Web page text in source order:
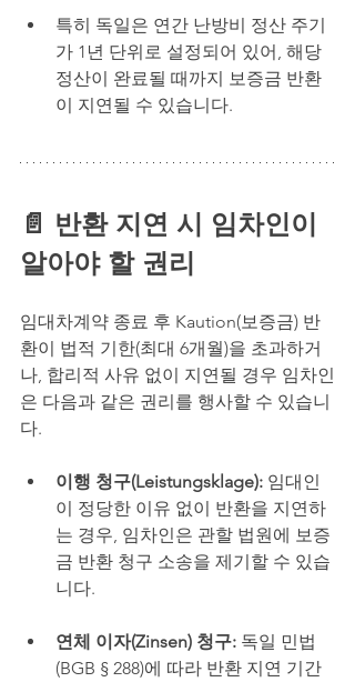
특히 독일은 연간 난방비 정산 주기
가 1년 단위로 설정되어 있어, 해당
정산이 완료될 때까지 보증금 반환
이 지연될 수 있습니다.
📄 반환 지연 시 임차인이
알아야 할 권리
임대차계약 종료 후 Kaution(보증금) 반
환이 법적 기한(최대 6개월)을 초과하거
나, 합리적 사유 없이 지연될 경우 임차인
은 다음과 같은 권리를 행사할 수 있습니
다.
이행 청구(Leistungsklage): 임대인
이 정당한 이유 없이 반환을 지연하
는 경우, 임차인은 관할 법원에 보증
금 반환 청구 소송을 제기할 수 있습
니다.
연체 이자(Zinsen) 청구: 독일 민법
(BGB § 288)에 따라 반환 지연 기간